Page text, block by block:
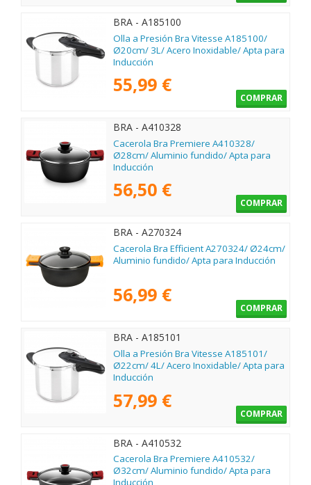
BRA - A185100
Olla a Presión Bra Vitesse A185100/
Ø20cm/ 3L/ Acero Inoxidable/ Apta para
Inducción
55,99 €
COMPRAR
BRA - A410328
Cacerola Bra Premiere A410328/
Ø28cm/ Aluminio fundido/ Apta para
Inducción
56,50 €
COMPRAR
BRA - A270324
Cacerola Bra Efficient A270324/ Ø24cm/
Aluminio fundido/ Apta para Inducción
56,99 €
COMPRAR
BRA - A185101
Olla a Presión Bra Vitesse A185101/
Ø22cm/ 4L/ Acero Inoxidable/ Apta para
Inducción
57,99 €
COMPRAR
BRA - A410532
Cacerola Bra Premiere A410532/
Ø32cm/ Aluminio fundido/ Apta para
Inducción